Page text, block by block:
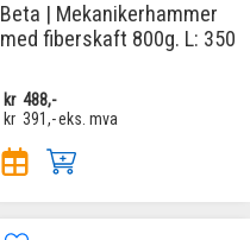
Beta | Mekanikerhammer
med fiberskaft 800g. L: 350
kr 488,-
kr 391,-eks. mva